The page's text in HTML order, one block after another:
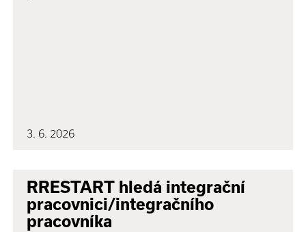
3. 6. 2026
RRESTART hledá integrační
pracovnici/integračního
pracovníka